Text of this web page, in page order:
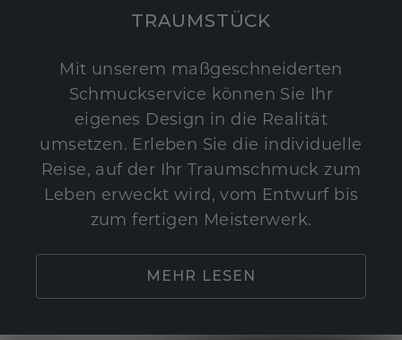
TRAUMSTÜCK
Mit unserem maßgeschneiderten
Schmuckservice können Sie Ihr
eigenes Design in die Realität
umsetzen. Erleben Sie die individuelle
Reise, auf der Ihr Traumschmuck zum
Leben erweckt wird, vom Entwurf bis
zum fertigen Meisterwerk.
MEHR LESEN